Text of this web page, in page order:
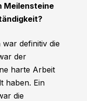
Meilensteine
war definitiv die
der
harte Arbeit
haben. Ein
die